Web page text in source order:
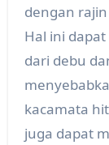
dengan
Hal ini
dari debu
kacamata
juga dapat